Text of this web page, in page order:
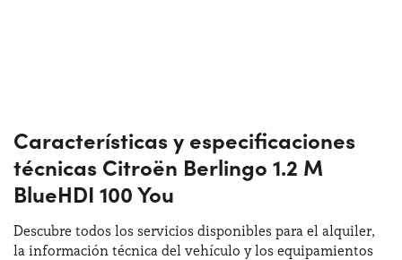
Características y especificaciones
técnicas Citroën Berlingo 1.2 M
BlueHDI 100 You
Descubre todos los servicios disponibles para el alquiler,
la información técnica del vehículo y los equipamientos